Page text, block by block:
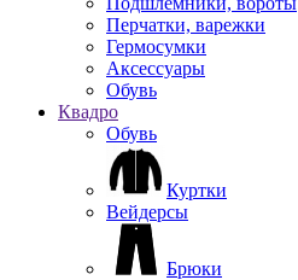
Перчатки, варежки
Гермосумки
Аксессуары
Обувь
Квадро
Обувь
Куртки
Вейдерсы
Брюки